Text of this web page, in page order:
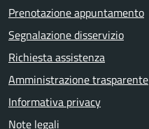
Prenotazione appuntamento
Segnalazione disservizio
Richiesta assistenza
Amministrazione trasparente
Informativa privacy
Note legali